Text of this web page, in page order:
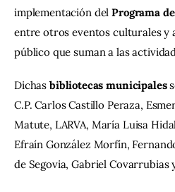
implementación del Programa
entre otros eventos culturales y
público que suman a las
Dichas bibliotecas municipales
C.P. Carlos Castillo Peraza,
Matute, LARVA, María Luisa
Efraín González Morfín,
de Segovia, Gabriel Covarrubias